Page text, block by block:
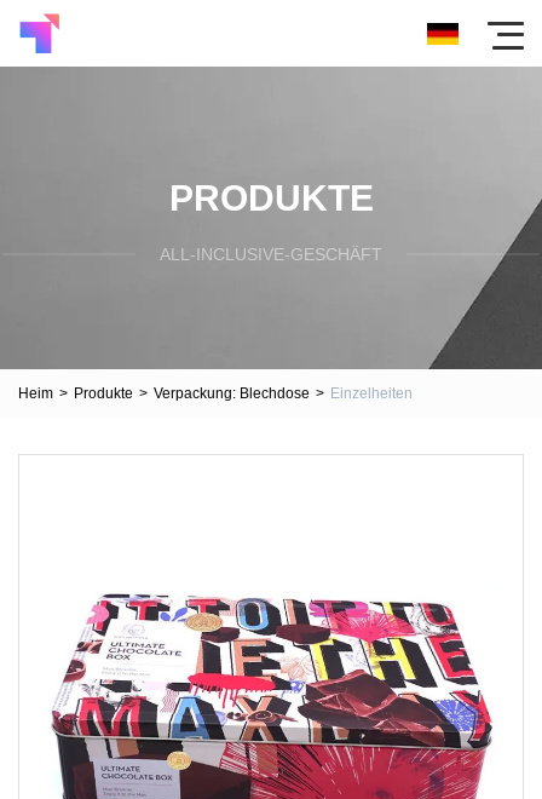
PRODUKTE
ALL-INCLUSIVE-GESCHÄFT
Heim > Produkte > Verpackung: Blechdose > Einzelheiten